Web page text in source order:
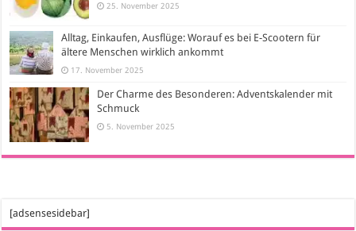
25. November 2025
Alltag, Einkaufen, Ausflüge: Worauf es bei E-Scootern für
ältere Menschen wirklich ankommt
17. November 2025
Der Charme des Besonderen: Adventskalender mit
Schmuck
5. November 2025
[adsensesidebar]